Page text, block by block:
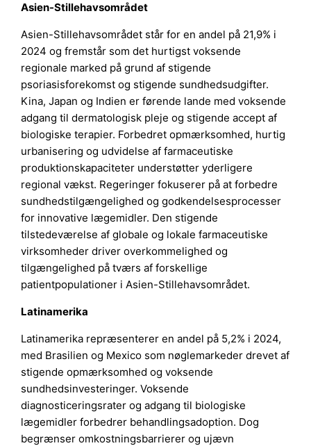
Asien-Stillehavsområdet
Asien-Stillehavsområdet står for en andel på 21,9% i
2024 og fremstår som det hurtigst voksende
regionale marked på grund af stigende
psoriasisforekomst og stigende sundhedsudgifter.
Kina, Japan og Indien er førende lande med voksende
adgang til dermatologisk pleje og stigende accept af
biologiske terapier. Forbedret opmærksomhed, hurtig
urbanisering og udvidelse af farmaceutiske
produktionskapaciteter understøtter yderligere
regional vækst. Regeringer fokuserer på at forbedre
sundhedstilgængelighed og godkendelsesprocesser
for innovative lægemidler. Den stigende
tilstedeværelse af globale og lokale farmaceutiske
virksomheder driver overkommelighed og
tilgængelighed på tværs af forskellige
patientpopulationer i Asien-Stillehavsområdet.
Latinamerika
Latinamerika repræsenterer en andel på 5,2% i 2024,
med Brasilien og Mexico som nøglemarkeder drevet af
stigende opmærksomhed og voksende
sundhedsinvesteringer. Voksende
diagnosticeringsrater og adgang til biologiske
lægemidler forbedrer behandlingsadoption. Dog
begrænser omkostningsbarrierer og ujævn